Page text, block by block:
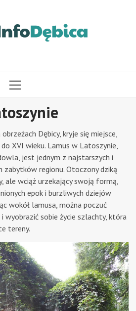
MENU
Dębicy, kryje się miejsce,
XVI wieku. Lamus w Latoszynie,
jest jednym z najstarszych i
zabytków regionu. Otoczony dziką
ale wciąż urzekający swoją formą,
epok i burzliwych dziejów
wokół lamusa, można poczuć
sobie życie szlachty, która
tereny.